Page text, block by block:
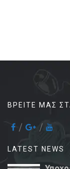
ΒΡΕΊΤΕ ΜΑΣ
LATEST NEWS